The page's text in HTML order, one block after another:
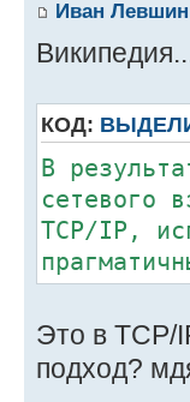
Иван Левшин
КОД:
В
сетевого
TCP/IP,
Это в TCP/
подход?